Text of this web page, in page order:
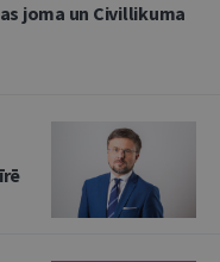
joma un Civillikuma